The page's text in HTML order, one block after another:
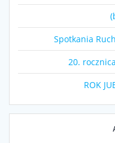
Spotkania
20.
ROK